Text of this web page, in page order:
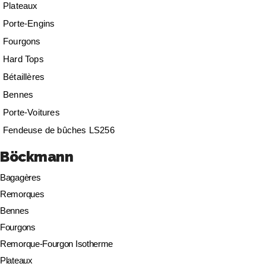
Plateaux
Porte-Engins
Fourgons
Hard Tops
Bétaillères
Bennes
Porte-Voitures
Fendeuse de bûches LS256
Böckmann
Bagagères
Remorques
Bennes
Fourgons
Remorque-Fourgon Isotherme
Plateaux